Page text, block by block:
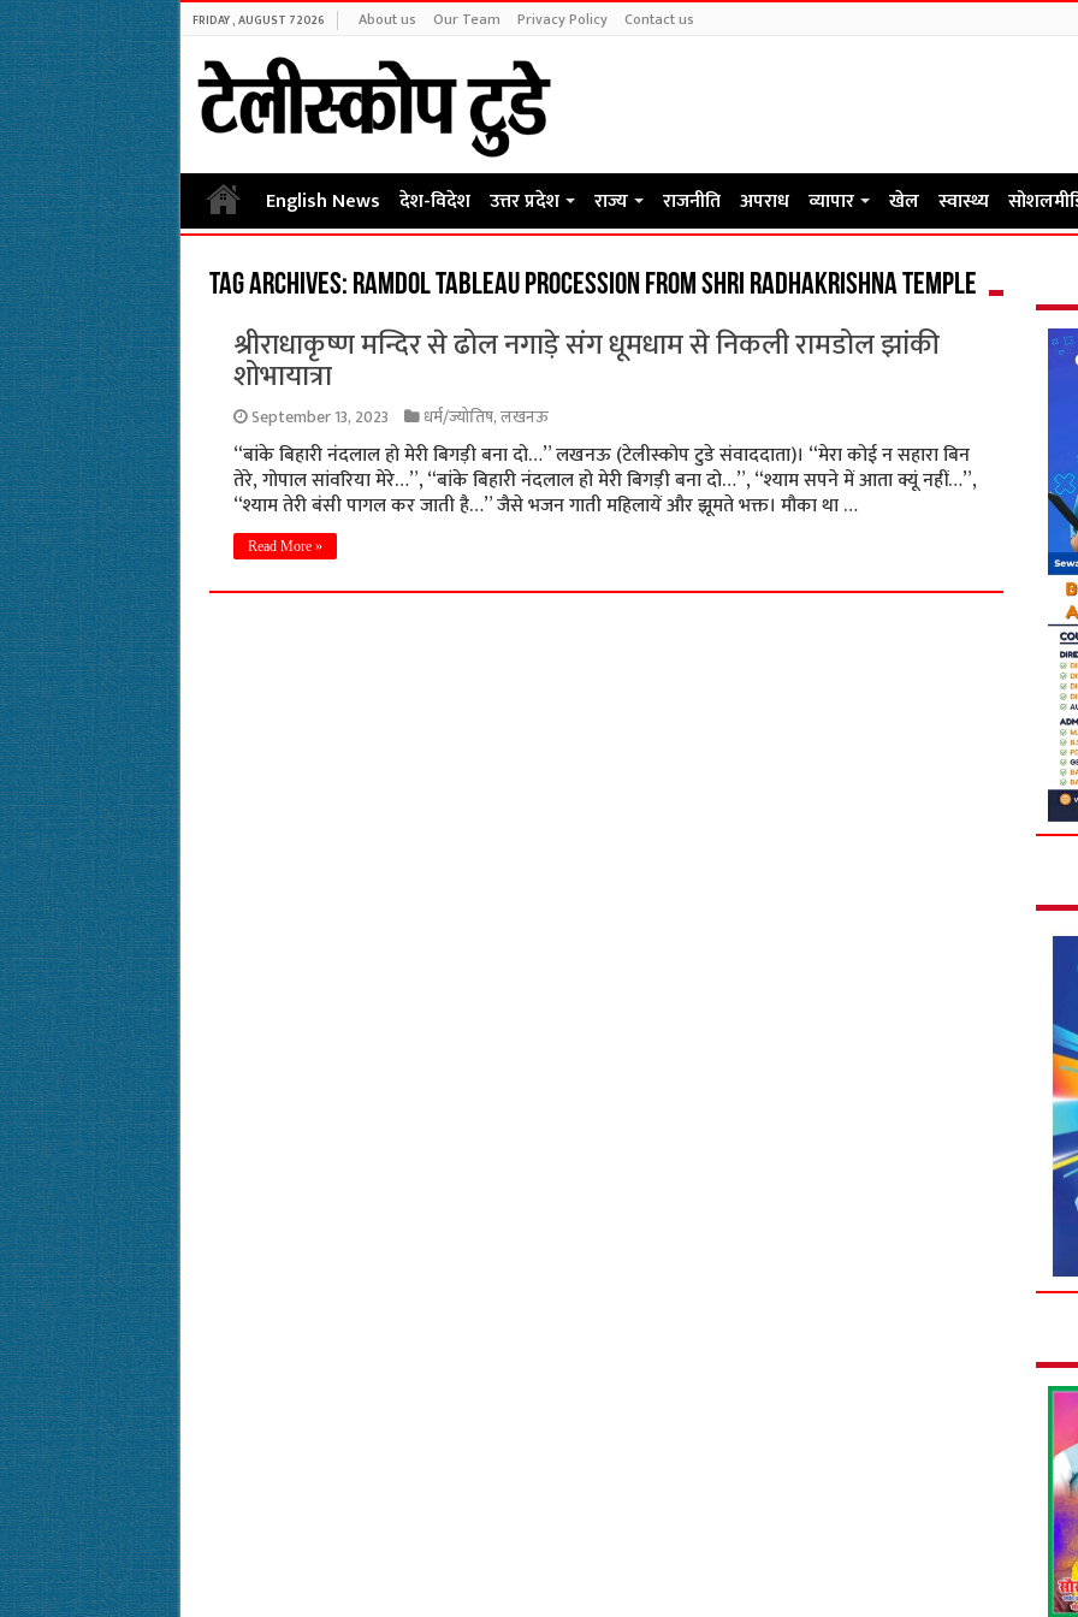
FRIDAY , AUGUST 7 2026 About us Our Team Privacy Policy Contact us
English News देश-विदेश उत्तर प्रदेश राज्य राजनीति अपराध व्यापार खेल स्वास्थ्य
Tag Archives: Ramdol tableau procession from Shri Radhakrishna Temple
श्रीराधाकृष्ण मन्दिर से ढोल नगाड़े संग धूमधाम से निकली रामडोल झांकी
शोभायात्रा
September 13, 2023 धर्म/ज्योतिष,लखनऊ
“बांके बिहारी नंदलाल हो मेरी बिगड़ी बना दो…” लखनऊ (टेलीस्कोप टुडे संवाददाता)। “मेरा कोई न सहारा बिन
तेरे, गोपाल सांवरिया मेरे…”, “बांके बिहारी नंदलाल हो मेरी बिगड़ी बना दो…”, “श्याम सपने में आता क्यूं नहीं…”,
“श्याम तेरी बंसी पागल कर जाती है…” जैसे भजन गाती महिलायें और झूमते भक्त। मौका था …
Read More »